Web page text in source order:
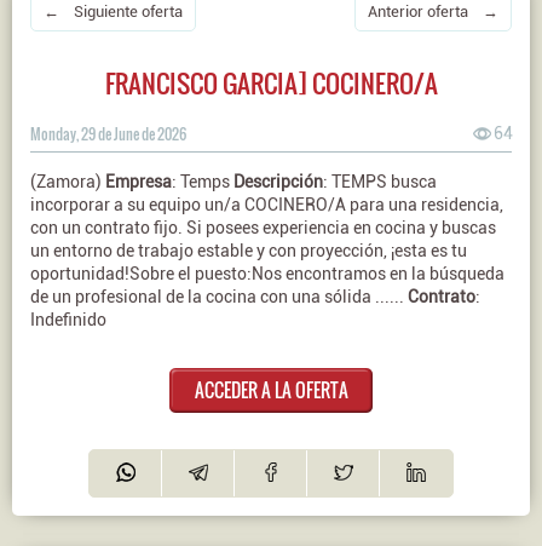
← Siguiente oferta Anterior oferta →
FRANCISCO GARCIA] COCINERO/A
Monday, 29 de June de 2026 64
(Zamora) Empresa: Temps Descripción: TEMPS busca
incorporar a su equipo un/a COCINERO/A para una residencia,
con un contrato fijo. Si posees experiencia en cocina y buscas
un entorno de trabajo estable y con proyección, ¡esta es tu
oportunidad!Sobre el puesto:Nos encontramos en la búsqueda
de un profesional de la cocina con una sólida ...... Contrato:
Indefinido
ACCEDER A LA OFERTA